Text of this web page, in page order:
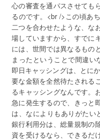
心の審査を通パスさせても
るのです。<br />この頃あ
二つを合わせたような、な
場していますから、すでに
には、世間では異なるもの
まったということで間違い
即日キャッシングは、とに
要な金額を全然待たされる
るキャッシングなんです。
急に発生するので、きっと
は、なによりもありがたい
銀行利用分は、総量規制の
資を受けるなら、できるだ